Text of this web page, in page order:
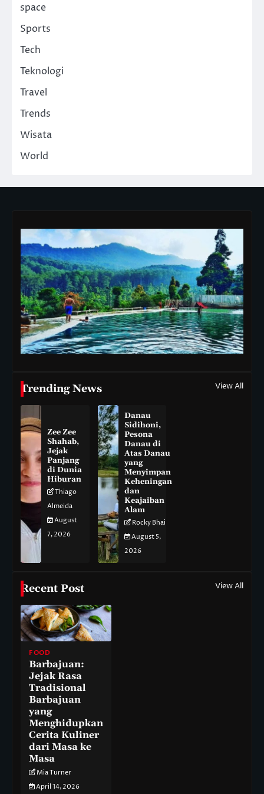
space
Sports
Tech
Teknologi
Travel
Trends
Wisata
World
Trending News View All
Zee Zee
Shahab,
Jejak
Panjang
di Dunia
Hiburan
Thiago
Almeida
August
7, 2026
Danau
Sidihoni,
Pesona
Danau di
Atas Danau
yang
Menyimpan
Keheningan
dan
Keajaiban
Alam
Rocky Bhai
August 5,
2026
Recent Post View All
FOOD
Barbajuan:
Jejak Rasa
Tradisional
Barbajuan
yang
Menghidupkan
Cerita Kuliner
dari Masa ke
Masa
Mia Turner
April 14, 2026